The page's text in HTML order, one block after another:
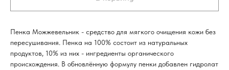
Пенка Можжевельник - средство для мягкого очищения кожи без
пересушивания. Пенка на 100% состоит из натуральных
продуктов, 10% из них - ингредиенты органического
происхождения. В обновлённую формулу пенки добавлен гидролат